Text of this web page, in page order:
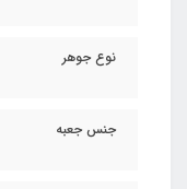
نوع جوهر
جنس جعبه